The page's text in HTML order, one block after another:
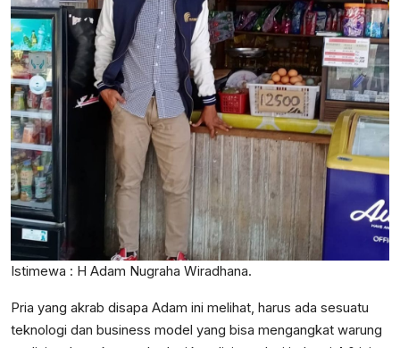
Istimewa : H Adam Nugraha Wiradhana.
Pria yang akrab disapa Adam ini melihat, harus ada sesuatu
teknologi dan business model yang bisa mengangkat warung